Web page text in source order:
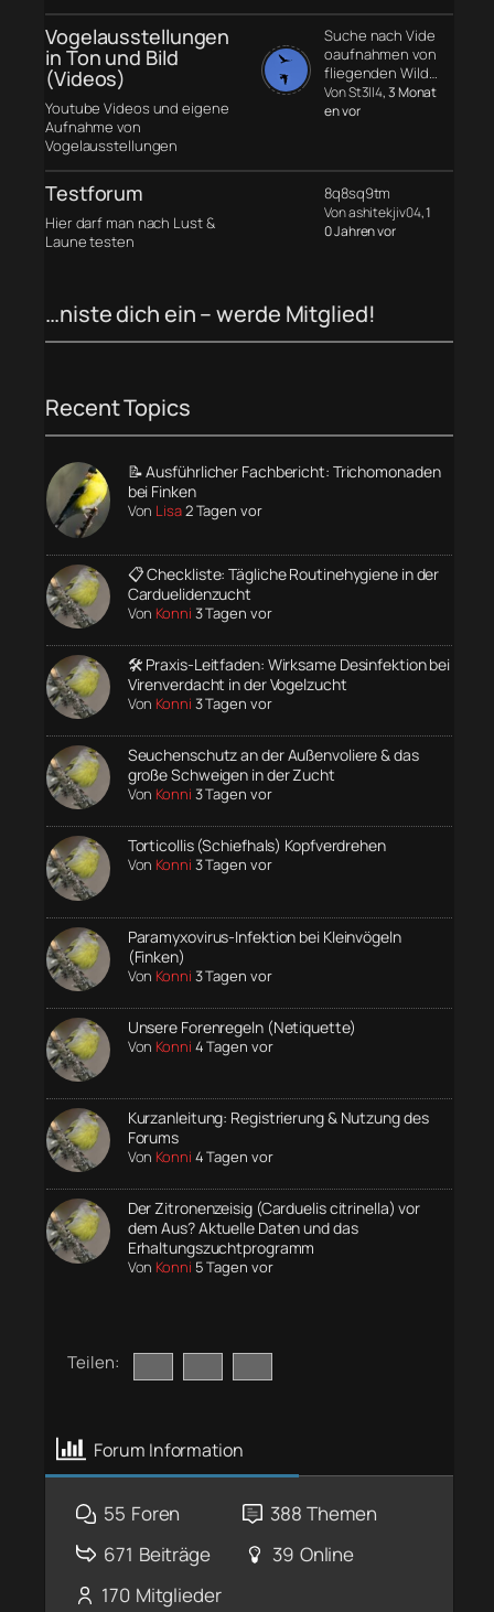
Vogelausstellungen
in Ton und Bild
(Videos)
Youtube Videos und eigene
Aufnahme von
Vogelausstellungen
Suche nach Vide
oaufnahmen von
fliegenden Wild…
Von St3ll4, 3 Monat
en vor
Testforum
Hier darf man nach Lust &
Laune testen
8q8sq9tm
Von ashitekjiv04, 1
0 Jahren vor
…niste dich ein – werde Mitglied!
Recent Topics
📝 Ausführlicher Fachbericht: Trichomonaden
bei Finken
Von Lisa2 Tagen vor
📋 Checkliste: Tägliche Routinehygiene in der
Carduelidenzucht
Von Konni 3 Tagen vor
🛠️ Praxis-Leitfaden: Wirksame Desinfektion bei
Virenverdacht in der Vogelzucht
Von Konni 3 Tagen vor
Seuchenschutz an der Außenvoliere & das
große Schweigen in der Zucht
Von Konni 3 Tagen vor
Torticollis (Schiefhals) Kopfverdrehen
Von Konni 3 Tagen vor
Paramyxovirus-Infektion bei Kleinvögeln
(Finken)
Von Konni 3 Tagen vor
Unsere Forenregeln (Netiquette)
Von Konni 4 Tagen vor
Kurzanleitung: Registrierung & Nutzung des
Forums
Von Konni 4 Tagen vor
Der Zitronenzeisig (Carduelis citrinella) vor
dem Aus? Aktuelle Daten und das
Erhaltungszuchtprogramm
Von Konni 5 Tagen vor
Teilen:
Forum Information
55 Foren 388 Themen
671 Beiträge 39 Online
170 Mitglieder